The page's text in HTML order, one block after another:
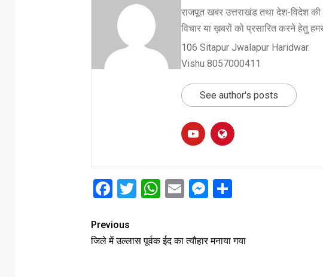
राजपूत खबर उत्तराखंड तथा देश-विदेश
विचार या ख़बरों को प्रसारित करने हेतु
106 Sitapur Jwalapur Haridwar.
Vishu 8057000411
See author's posts
Facebook
TwitterWhatsApp
EmailMessenger
Previous
जिले में उल्लास पूर्वक ईद का त्यौहार मनाया गया